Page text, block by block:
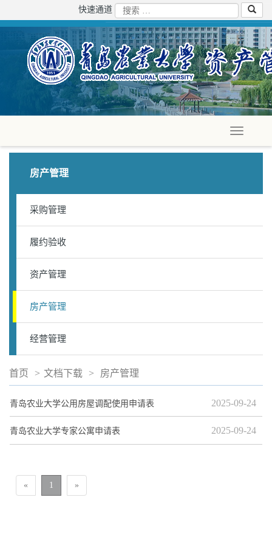
快速通道
房产管理
采购管理
履约验收
资产管理
房产管理
经营管理
首页 > 文档下载 > 房产管理
青岛农业大学公用房屋调配使用申请表 2025-09-24
青岛农业大学专家公寓申请表 2025-09-24
« 1 »